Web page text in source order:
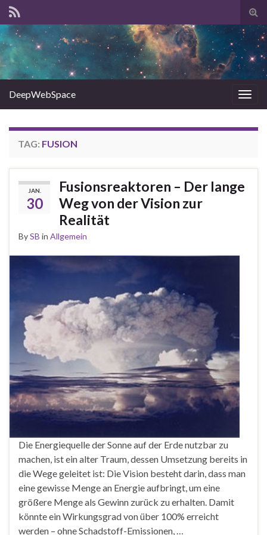
DeepWebSpace
TAG: FUSION
JAN.
30
Fusionsreaktoren – Der lange
Weg von der Vision zur
Realität
BySB in Allgemein
Die Energiequelle der Sonne auf der Erde nutzbar zu
machen, ist ein alter Traum, dessen Umsetzung bereits in
die Wege geleitet ist: Die Vision besteht darin, dass man
eine gewisse Menge an Energie aufbringt, um eine
größere Menge als Gewinn zurück zu erhalten. Damit
könnte ein Wirkungsgrad von über 100% erreicht
werden – ohne Schadstoff-Emissionen, …